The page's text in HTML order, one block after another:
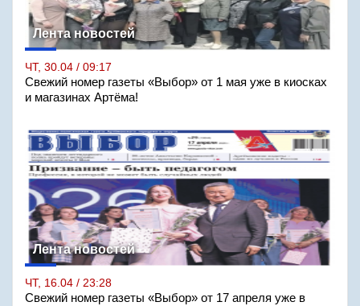
Лента новостей
ЧТ, 30.04 / 09:17
Свежий номер газеты «Выбор» от 1 мая уже в киосках
и магазинах Артёма!
Лента новостей
ЧТ, 16.04 / 23:28
Свежий номер газеты «Выбор» от 17 апреля уже в